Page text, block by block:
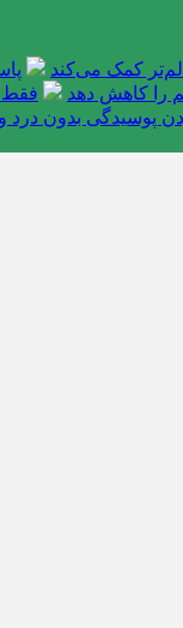
کمک می‌کند
را کاهش دهد
فقط
پوسیدگی بدون